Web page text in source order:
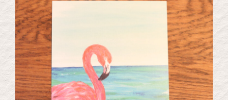
Kunst Onlineshop
Über mich